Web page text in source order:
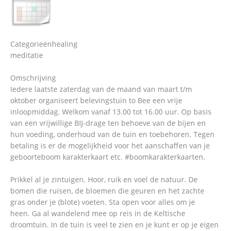
Categorieënhealing
meditatie
Omschrijving
Iedere laatste zaterdag van de maand van maart t/m
oktober organiseert belevingstuin to Bee een vrije
inloopmiddag. Welkom vanaf 13.00 tot 16.00 uur. Op basis
van een vrijwillige BIJ-drage ten behoeve van de bijen en
hun voeding, onderhoud van de tuin en toebehoren. Tegen
betaling is er de mogelijkheid voor het aanschaffen van je
geboorteboom karakterkaart etc. #boomkarakterkaarten.
Prikkel al je zintuigen. Hoor, ruik en voel de natuur. De
bomen die ruisen, de bloemen die geuren en het zachte
gras onder je (blote) voeten. Sta open voor alles om je
heen. Ga al wandelend mee op reis in de Keltische
droomtuin. In de tuin is veel te zien en je kunt er op je eigen